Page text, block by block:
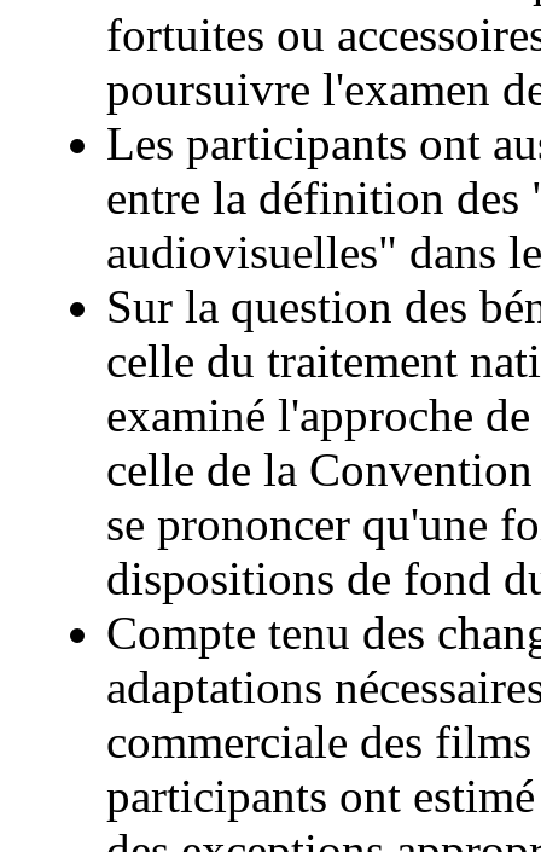
fortuites ou
poursuivre l'examen
Les participants ont
entre la définition
audiovisuelles" dans
Sur la question des
celle du traitement
examiné l'approche
celle de la
se prononcer qu'une
dispositions de fond
Compte tenu des
adaptations
commerciale des
participants ont